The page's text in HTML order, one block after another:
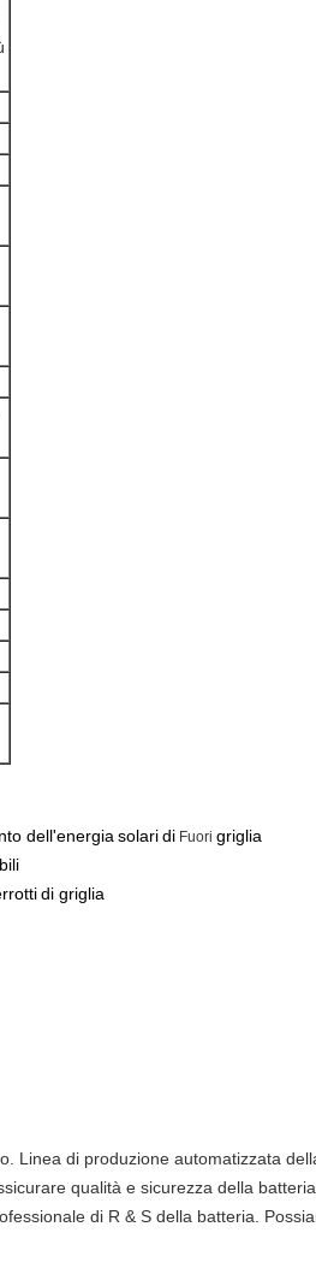
dell'energia solaridi Fuori griglia
di griglia
Linea di produzione automatizzata
qualità e sicurezza della batteria.
di R & S della batteria.